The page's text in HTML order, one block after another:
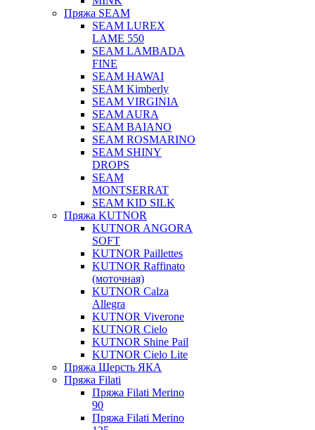
Пряжа SEAM
SEAM LUREX
LAME 550
SEAM LAMBADA
FINE
SEAM HAWAI
SEAM Kimberly
SEAM VIRGINIA
SEAM AURA
SEAM BAIANO
SEAM ROSMARINO
SEAM SHINY
DROPS
SEAM
MONTSERRAT
SEAM KID SILK
Пряжа KUTNOR
KUTNOR ANGORA
SOFT
KUTNOR Paillettes
KUTNOR Raffinato
(моточная)
KUTNOR Calza
Allegra
KUTNOR Viverone
KUTNOR Cielo
KUTNOR Shine Pail
KUTNOR Cielo Lite
Пряжа Шерсть ЯКА
Пряжа Filati
Пряжа Filati Merino
90
Пряжа Filati Merino